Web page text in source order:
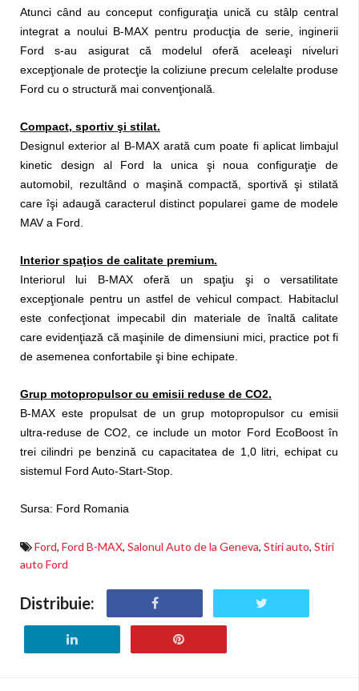
Atunci când au conceput configuraţia unică cu stâlp central
integrat a noului B-MAX pentru producţia de serie, inginerii
Ford s-au asigurat că modelul oferă aceleaşi niveluri
excepţionale de protecţie la coliziune precum celelalte produse
Ford cu o structură mai convenţională.
Compact, sportiv şi stilat.
Designul exterior al B-MAX arată cum poate fi aplicat limbajul
kinetic design al Ford la unica şi noua configuraţie de
automobil, rezultând o maşină compactă, sportivă şi stilată
care îşi adaugă caracterul distinct popularei game de modele
MAV a Ford.
Interior spaţios de calitate premium.
Interiorul lui B-MAX oferă un spaţiu şi o versatilitate
excepţionale pentru un astfel de vehicul compact. Habitaclul
este confecţionat impecabil din materiale de înaltă calitate
care evidenţiază că maşinile de dimensiuni mici, practice pot fi
de asemenea confortabile şi bine echipate.
Grup motopropulsor cu emisii reduse de CO2.
B-MAX este propulsat de un grup motopropulsor cu emisii
ultra-reduse de CO2, ce include un motor Ford EcoBoost în
trei cilindri pe benzină cu capacitatea de 1,0 litri, echipat cu
sistemul Ford Auto-Start-Stop.
Sursa: Ford Romania
Ford, Ford B-MAX, Salonul Auto de la Geneva, Stiri auto, Stiri
auto Ford
Distribuie: